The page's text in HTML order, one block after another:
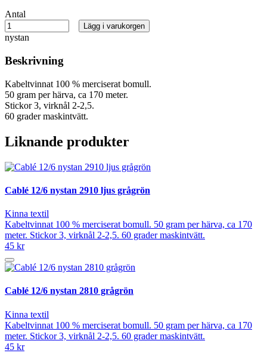
Antal
nystan
Lägg i varukorgen
Beskrivning
Kabeltvinnat 100 % merciserat bomull.
50 gram per härva, ca 170 meter.
Stickor 3, virknål 2-2,5.
60 grader maskintvätt.
Liknande produkter
Cablé 12/6 nystan 2910 ljus grågrön
Kinna textil
Kabeltvinnat 100 % merciserat bomull. 50 gram per härva, ca 170
meter. Stickor 3, virknål 2-2,5. 60 grader maskintvätt.
45 kr
Cablé 12/6 nystan 2810 grågrön
Kinna textil
Kabeltvinnat 100 % merciserat bomull. 50 gram per härva, ca 170
meter. Stickor 3, virknål 2-2,5. 60 grader maskintvätt.
45 kr